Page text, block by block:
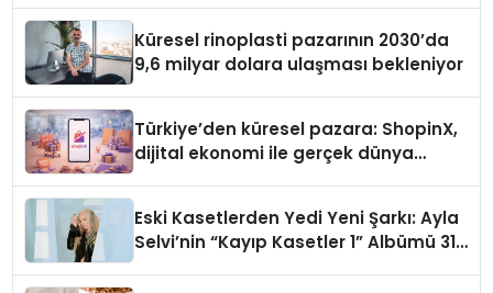
Küresel rinoplasti pazarının 2030’da
9,6 milyar dolara ulaşması bekleniyor
Türkiye’den küresel pazara: ShopinX,
dijital ekonomi ile gerçek dünya
Eski Kasetlerden Yedi Yeni Şarkı: Ayla
Selvi’nin “Kayıp Kasetler 1” Albümü 31